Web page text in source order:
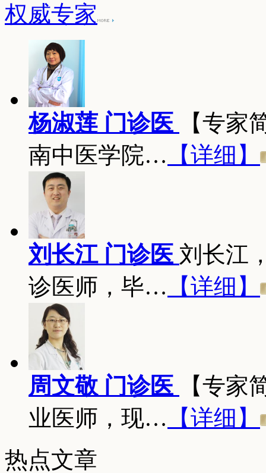
权威专家
杨淑莲 门诊医
【专家
南中医学院… 【详细】
刘长江 门诊医 刘长江
诊医师，毕… 【详细】
周文敬 门诊医
【专家
业医师，现… 【详细】
热点文章